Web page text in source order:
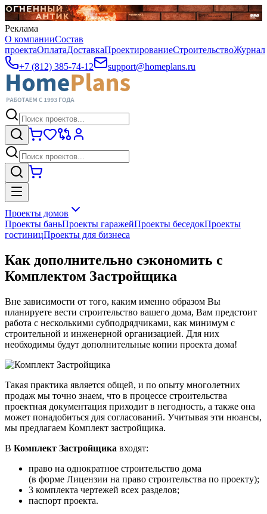
Реклама
О компанииСостав
проектаОплатаДоставкаПроектированиеСтроительствоЖурнал
+7 (812) 385-74-12
support@homeplans.ru
Проекты домов
Проекты баньПроекты гаражейПроекты беседокПроекты
гостиницПроекты для бизнеса
Как дополнительно сэкономить с
Комплектом Застройщика
Вне зависимости от того, каким именно образом Вы
планируете вести строительство вашего дома, Вам предстоит
работа с несколькими субподрядчиками, как минимум с
строительной и инженерной организацией. Для них
необходимы будут дополнительные копии проекта дома!
Такая практика является общей, и по опыту многолетних
продаж мы точно знаем, что в процессе строительства
проектная документация приходит в негодность, а также она
может понадобиться для согласований. Учитывая эти нюансы,
мы предлагаем Комплект застройщика.
В Комплект Застройщика входят:
право на однократное строительство дома
(в форме Лицензии на право строительства по проекту);
3 комплекта чертежей всех разделов;
паспорт проекта.